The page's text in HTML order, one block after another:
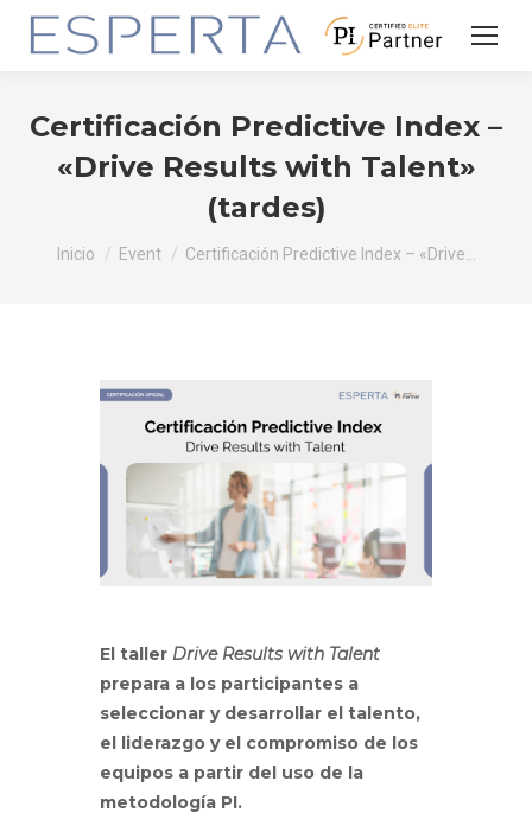
Certificación Predictive Index –
«Drive Results with Talent»
(tardes)
Estás aquí:
Inicio Event Certificación Predictive Index – «Drive…
El taller Drive Results with Talent
prepara a los participantes a
seleccionar y desarrollar el talento,
el liderazgo y el compromiso de los
equipos a partir del uso de la
metodología PI.